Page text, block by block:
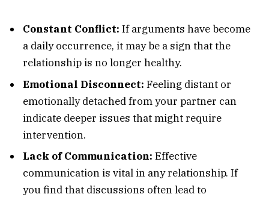
Constant Conflict: If arguments have become
a daily occurrence, it may be a sign that the
relationship is no longer healthy.
Emotional Disconnect: Feeling distant or
emotionally detached from your partner can
indicate deeper issues that might require
intervention.
Lack of Communication: Effective
communication is vital in any relationship. If
you find that discussions often lead to